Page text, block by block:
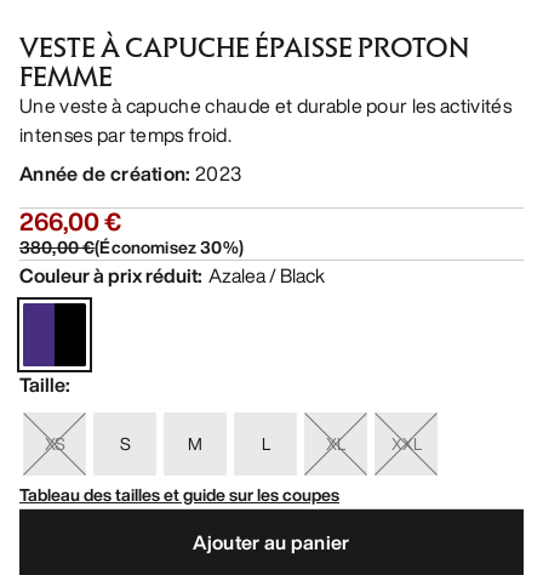
VESTE À CAPUCHE ÉPAISSE PROTON
FEMME
Une veste à capuche chaude et durable pour les activités
intenses par temps froid.
Année de création: 2023
266,00 €
380,00 €(Économisez30%)
Couleur à prix réduit: Azalea / Black
Taille:
XS S M L XL
XXL
Tableau des tailles et guide sur les coupes
Ajouter au panier